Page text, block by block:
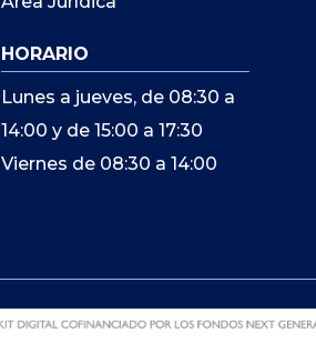
HORARIO
Lunes a jueves, de 08:30 a
14:00 y de 15:00 a 17:30
Viernes de 08:30 a 14:00